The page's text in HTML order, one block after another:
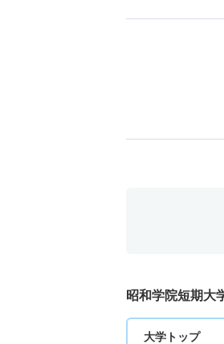
人間生活学科／
昭和学院短期大
大学トップ